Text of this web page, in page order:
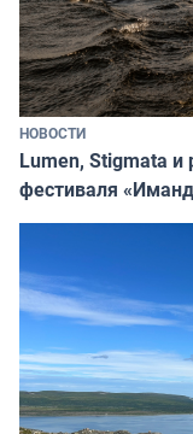
НОВОСТИ
Lumen, Stigmata
фестиваля